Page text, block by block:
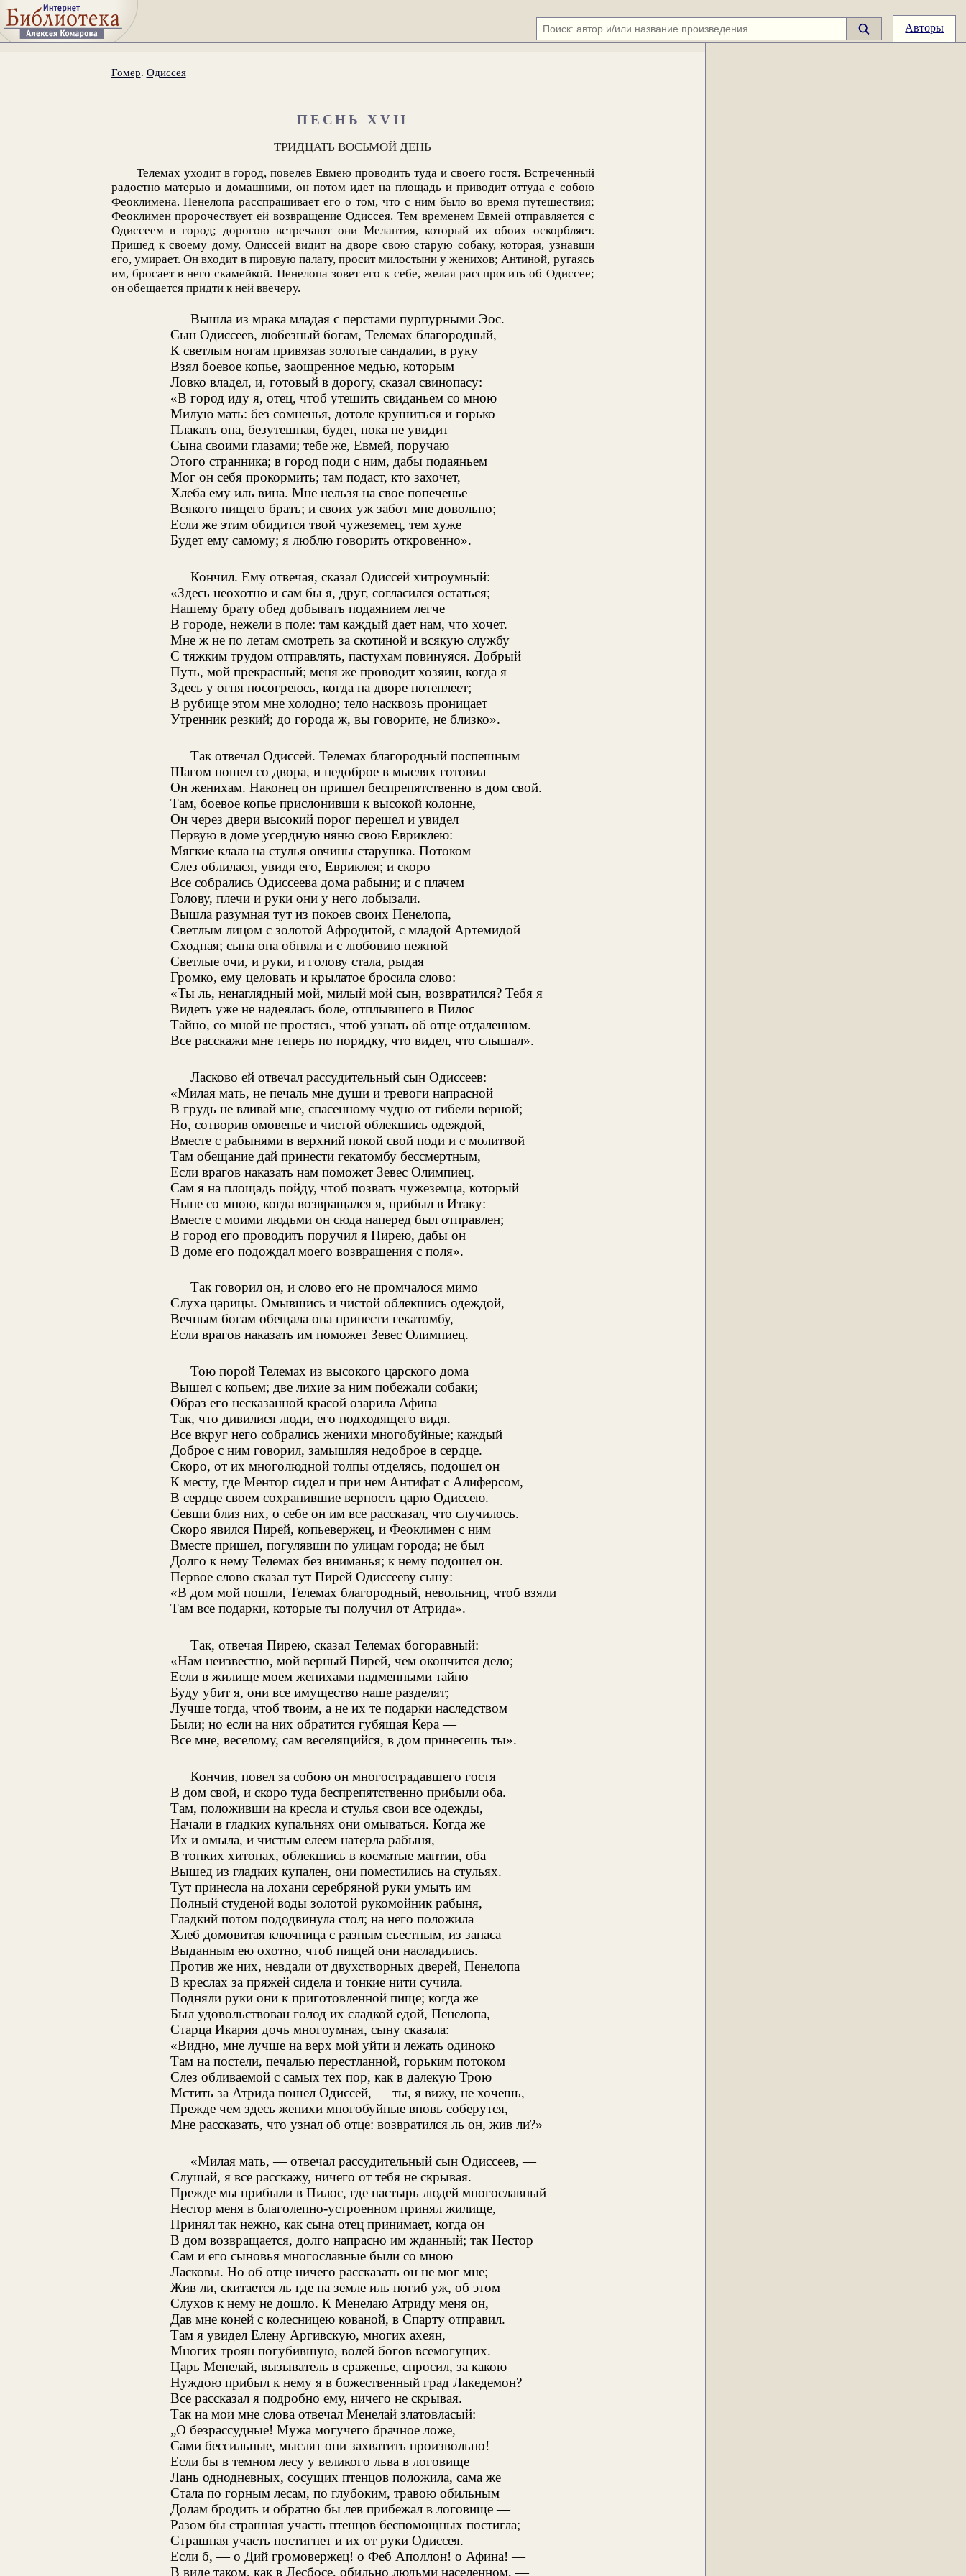
Авторы
Гомер. Одиссея
ПЕСНЬ XVII
ТРИДЦАТЬ ВОСЬМОЙ ДЕНЬ
Телемах уходит в город, повелев Евмею проводить туда и своего гостя. Встреченный
радостно матерью и домашними, он потом идет на площадь и приводит оттуда с собою
Феоклимена. Пенелопа расспрашивает его о том, что с ним было во время путешествия;
Феоклимен пророчествует ей возвращение Одиссея. Тем временем Евмей отправляется с
Одиссеем в город; дорогою встречают они Мелантия, который их обоих оскорбляет.
Пришед к своему дому, Одиссей видит на дворе свою старую собаку, которая, узнавши
его, умирает. Он входит в пировую палату, просит милостыни у женихов; Антиной, ругаясь
им, бросает в него скамейкой. Пенелопа зовет его к себе, желая расспросить об Одиссее;
он обещается придти к ней ввечеру.
Вышла из мрака младая с перстами пурпурными Эос.
Сын Одиссеев, любезный богам, Телемах благородный,
К светлым ногам привязав золотые сандалии, в руку
Взял боевое копье, заощренное медью, которым
Ловко владел, и, готовый в дорогу, сказал свинопасу:
«В город иду я, отец, чтоб утешить свиданьем со мною
Милую мать: без сомненья, дотоле крушиться и горько
Плакать она, безутешная, будет, пока не увидит
Сына своими глазами; тебе же, Евмей, поручаю
Этого странника; в город поди с ним, дабы подаяньем
Мог он себя прокормить; там подаст, кто захочет,
Хлеба ему иль вина. Мне нельзя на свое попеченье
Всякого нищего брать; и своих уж забот мне довольно;
Если же этим обидится твой чужеземец, тем хуже
Будет ему самому; я люблю говорить откровенно».
Кончил. Ему отвечая, сказал Одиссей хитроумный:
«Здесь неохотно и сам бы я, друг, согласился остаться;
Нашему брату обед добывать подаянием легче
В городе, нежели в поле: там каждый дает нам, что хочет.
Мне ж не по летам смотреть за скотиной и всякую службу
С тяжким трудом отправлять, пастухам повинуяся. Добрый
Путь, мой прекрасный; меня же проводит хозяин, когда я
Здесь у огня посогреюсь, когда на дворе потеплеет;
В рубище этом мне холодно; тело насквозь проницает
Утренник резкий; до города ж, вы говорите, не близко».
Так отвечал Одиссей. Телемах благородный поспешным
Шагом пошел со двора, и недоброе в мыслях готовил
Он женихам. Наконец он пришел беспрепятственно в дом свой.
Там, боевое копье прислонивши к высокой колонне,
Он через двери высокий порог перешел и увидел
Первую в доме усердную няню свою Евриклею:
Мягкие клала на стулья овчины старушка. Потоком
Слез облилася, увидя его, Евриклея; и скоро
Все собрались Одиссеева дома рабыни; и с плачем
Голову, плечи и руки они у него лобызали.
Вышла разумная тут из покоев своих Пенелопа,
Светлым лицом с золотой Афродитой, с младой Артемидой
Сходная; сына она обняла и с любовию нежной
Светлые очи, и руки, и голову стала, рыдая
Громко, ему целовать и крылатое бросила слово:
«Ты ль, ненаглядный мой, милый мой сын, возвратился? Тебя я
Видеть уже не надеялась боле, отплывшего в Пилос
Тайно, со мной не простясь, чтоб узнать об отце отдаленном.
Все расскажи мне теперь по порядку, что видел, что слышал».
Ласково ей отвечал рассудительный сын Одиссеев:
«Милая мать, не печаль мне души и тревоги напрасной
В грудь не вливай мне, спасенному чудно от гибели верной;
Но, сотворив омовенье и чистой облекшись одеждой,
Вместе с рабынями в верхний покой свой поди и с молитвой
Там обещание дай принести гекатомбу бессмертным,
Если врагов наказать нам поможет Зевес Олимпиец.
Сам я на площадь пойду, чтоб позвать чужеземца, который
Ныне со мною, когда возвращался я, прибыл в Итаку:
Вместе с моими людьми он сюда наперед был отправлен;
В город его проводить поручил я Пирею, дабы он
В доме его подождал моего возвращения с поля».
Так говорил он, и слово его не промчалося мимо
Слуха царицы. Омывшись и чистой облекшись одеждой,
Вечным богам обещала она принести гекатомбу,
Если врагов наказать им поможет Зевес Олимпиец.
Тою порой Телемах из высокого царского дома
Вышел с копьем; две лихие за ним побежали собаки;
Образ его несказанной красой озарила Афина
Так, что дивилися люди, его подходящего видя.
Все вкруг него собрались женихи многобуйные; каждый
Доброе с ним говорил, замышляя недоброе в сердце.
Скоро, от их многолюдной толпы отделясь, подошел он
К месту, где Ментор сидел и при нем Антифат с Алиферсом,
В сердце своем сохранившие верность царю Одиссею.
Севши близ них, о себе он им все рассказал, что случилось.
Скоро явился Пирей, копьевержец, и Феоклимен с ним
Вместе пришел, погулявши по улицам города; не был
Долго к нему Телемах без вниманья; к нему подошел он.
Первое слово сказал тут Пирей Одиссееву сыну:
«В дом мой пошли, Телемах благородный, невольниц, чтоб взяли
Там все подарки, которые ты получил от Атрида».
Так, отвечая Пирею, сказал Телемах богоравный:
«Нам неизвестно, мой верный Пирей, чем окончится дело;
Если в жилище моем женихами надменными тайно
Буду убит я, они все имущество наше разделят;
Лучше тогда, чтоб твоим, а не их те подарки наследством
Были; но если на них обратится губящая Кера —
Все мне, веселому, сам веселящийся, в дом принесешь ты».
Кончив, повел за собою он многострадавшего гостя
В дом свой, и скоро туда беспрепятственно прибыли оба.
Там, положивши на кресла и стулья свои все одежды,
Начали в гладких купальнях они омываться. Когда же
Их и омыла, и чистым елеем натерла рабыня,
В тонких хитонах, облекшись в косматые мантии, оба
Вышед из гладких купален, они поместились на стульях.
Тут принесла на лохани серебряной руки умыть им
Полный студеной воды золотой рукомойник рабыня,
Гладкий потом пододвинула стол; на него положила
Хлеб домовитая ключница с разным съестным, из запаса
Выданным ею охотно, чтоб пищей они насладились.
Против же них, невдали от двухстворных дверей, Пенелопа
В креслах за пряжей сидела и тонкие нити сучила.
Подняли руки они к приготовленной пище; когда же
Был удовольствован голод их сладкой едой, Пенелопа,
Старца Икария дочь многоумная, сыну сказала:
«Видно, мне лучше на верх мой уйти и лежать одиноко
Там на постели, печалью перестланной, горьким потоком
Слез обливаемой с самых тех пор, как в далекую Трою
Мстить за Атрида пошел Одиссей, — ты, я вижу, не хочешь,
Прежде чем здесь женихи многобуйные вновь соберутся,
Мне рассказать, что узнал об отце: возвратился ль он, жив ли?»
«Милая мать, — отвечал рассудительный сын Одиссеев, —
Слушай, я все расскажу, ничего от тебя не скрывая.
Прежде мы прибыли в Пилос, где пастырь людей многославный
Нестор меня в благолепно-устроенном принял жилище,
Принял так нежно, как сына отец принимает, когда он
В дом возвращается, долго напрасно им жданный; так Нестор
Сам и его сыновья многославные были со мною
Ласковы. Но об отце ничего рассказать он не мог мне;
Жив ли, скитается ль где на земле иль погиб уж, об этом
Слухов к нему не дошло. К Менелаю Атриду меня он,
Дав мне коней с колесницею кованой, в Спарту отправил.
Там я увидел Елену Аргивскую, многих ахеян,
Многих троян погубившую, волей богов всемогущих.
Царь Менелай, вызыватель в сраженье, спросил, за какою
Нуждою прибыл к нему я в божественный град Лакедемон?
Все рассказал я подробно ему, ничего не скрывая.
Так на мои мне слова отвечал Менелай златовласый:
„О безрассудные! Мужа могучего брачное ложе,
Сами бессильные, мыслят они захватить произвольно!
Если бы в темном лесу у великого льва в логовище
Лань однодневных, сосущих птенцов положила, сама же
Стала по горным лесам, по глубоким, травою обильным
Долам бродить и обратно бы лев прибежал в логовище —
Разом бы страшная участь птенцов беспомощных постигла;
Страшная участь постигнет и их от руки Одиссея.
Если б, — о Дий громовержец! о Феб Аполлон! о Афина! —
В виде таком, как в Лесбосе, обильно людьми населенном, —